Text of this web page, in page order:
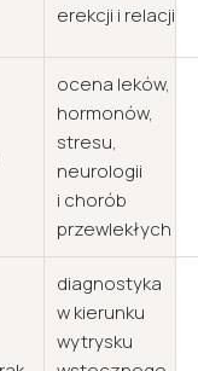
erekcji i relacji
ocena leków,
hormonów,
stresu,
neurologii
i chorób
przewlekłych
diagnostyka
w kierunku
wytrysku